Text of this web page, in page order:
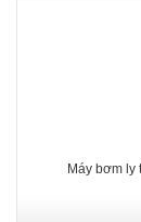
Máy bơm ly